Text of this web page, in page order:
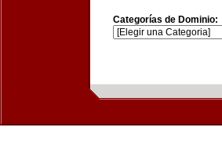
Categorías de Dominio: